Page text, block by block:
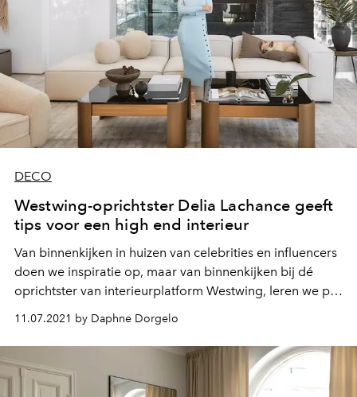
DECO
Westwing-oprichtster Delia Lachance geeft
tips voor een high end interieur
Van binnenkijken in huizen van celebrities en influencers
doen we inspiratie op, maar van binnenkijken bij dé
oprichtster van interieurplatform Westwing, leren we pas
echt veel. Delia Lachance was nog maar 26 jaar oud
toen ze het bedrijf opzette, maar inmiddels is Westwing
in 11 landen actief en heeft ze meer dan 30 miljoen
leden.
11.07.2021 by Daphne Dorgelo